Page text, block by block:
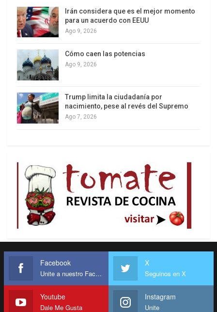
Los latinos le van dando la espalda a Trump
Irán considera que es el mejor momento
para un acuerdo con EEUU
Ago 9, 2026
Cómo caen las potencias
Ago 9, 2026
Trump limita la ciudadanía por
nacimiento, pese al revés del Supremo
Ago 7, 2026
Facebook
Unite a nuestro Facebook
X
Seguinos en X
Youtube
Dale Me Gusta
Instagram
Unite